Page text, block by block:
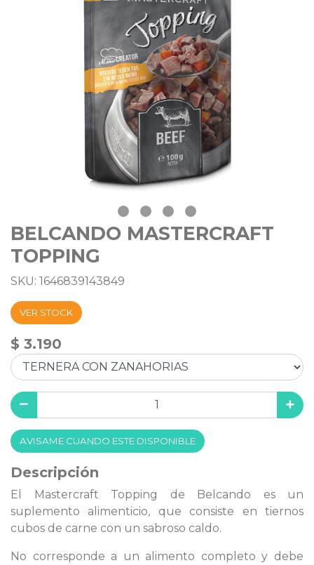
BELCANDO MASTERCRAFT
TOPPING
SKU: 1646839143849
VER STOCK
$ 3.190
AVISAME CUANDO ESTE DISPONIBLE
Descripción
El Mastercraft Topping de Belcando es un
suplemento alimenticio, que consiste en tiernos
cubos de carne con un sabroso caldo.
No corresponde a un alimento completo y debe